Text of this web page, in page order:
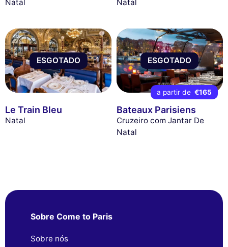
Natal Natal
ESGOTADO
Le Train Bleu
Natal
ESGOTADO
a partir de €165
Bateaux Parisiens
Cruzeiro com Jantar De
Natal
Sobre Come to Paris
Sobre nós